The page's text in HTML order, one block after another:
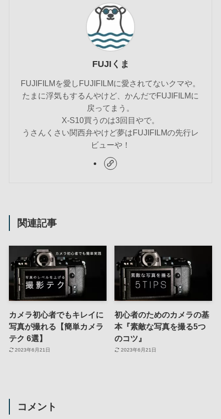
FUJIくま
FUJIFILMを愛しFUJIFILMに愛されてないクマや。
たまに浮気もするんやけど、かんだでFUJIFILMに
戻ってまう。
X-S10買うのは3回目やで。
うさんくさい関西弁やけど夢はFUJIFILMの先行レ
ビューや！
関連記事
カメラ初心者でもキレイに
写真が撮れる【簡単カメラ
テク 6選】
2023年6月21日
初心者のためのカメラの基
本『素敵な写真を撮る5つ
のコツ』
2023年6月21日
コメント